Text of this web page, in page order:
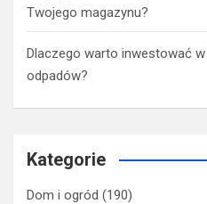
Twojego magazynu?
Dlaczego warto inwestować
odpadów?
Kategorie
Dom i ogród (190)